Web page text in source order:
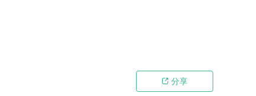
 分享